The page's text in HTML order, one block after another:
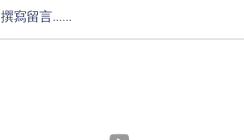
撰寫留言......